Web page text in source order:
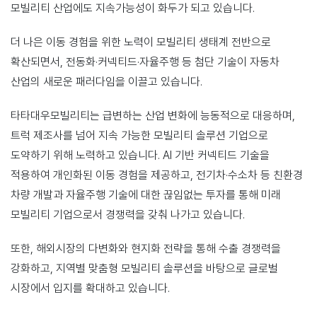
모빌리티 산업에도 지속가능성이 화두가 되고 있습니다.
더 나은 이동 경험을 위한 노력이 모빌리티 생태계 전반으로
확산되면서, 전동화·커넥티드·자율주행 등 첨단 기술이 자동차
산업의 새로운 패러다임을 이끌고 있습니다.
타타대우모빌리티는 급변하는 산업 변화에 능동적으로 대응하며,
트럭 제조사를 넘어 지속 가능한 모빌리티 솔루션 기업으로
도약하기 위해 노력하고 있습니다. AI 기반 커넥티드 기술을
적용하여 개인화된 이동 경험을 제공하고, 전기차·수소차 등 친환경
차량 개발과자율주행 기술에 대한 끊임없는 투자를 통해 미래
모빌리티 기업으로서 경쟁력을 갖춰 나가고 있습니다.
또한, 해외시장의 다변화와 현지화 전략을 통해 수출 경쟁력을
강화하고, 지역별 맞춤형 모빌리티 솔루션을 바탕으로 글로벌
시장에서 입지를 확대하고 있습니다.